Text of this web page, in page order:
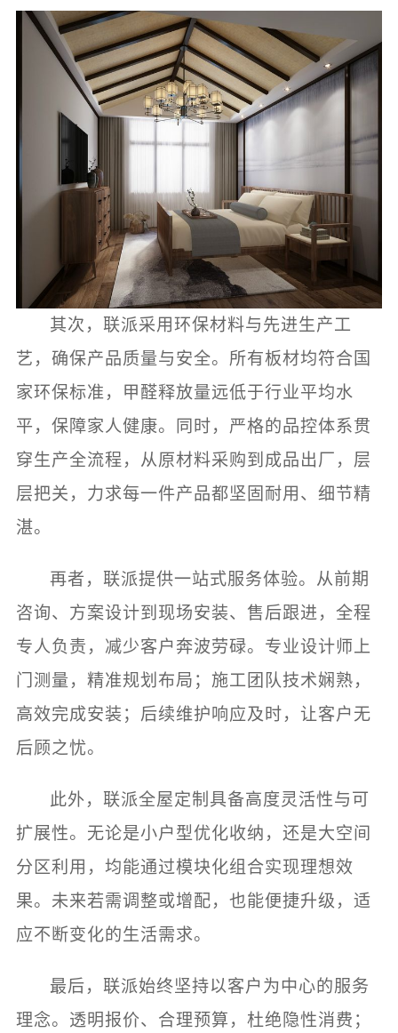
其次，联派采用环保材料与先进生产工
艺，确保产品质量与安全。所有板材均符合国
家环保标准，甲醛释放量远低于行业平均水
平，保障家人健康。同时，严格的品控体系贯
穿生产全流程，从原材料采购到成品出厂，层
层把关，力求每一件产品都坚固耐用、细节精
湛。
再者，联派提供一站式服务体验。从前期
咨询、方案设计到现场安装、售后跟进，全程
专人负责，减少客户奔波劳碌。专业设计师上
门测量，精准规划布局；施工团队技术娴熟，
高效完成安装；后续维护响应及时，让客户无
后顾之忧。
此外，联派全屋定制具备高度灵活性与可
扩展性。无论是小户型优化收纳，还是大空间
分区利用，均能通过模块化组合实现理想效
果。未来若需调整或增配，也能便捷升级，适
应不断变化的生活需求。
最后，联派始终坚持以客户为中心的服务
理念。透明报价、合理预算，杜绝隐性消费；